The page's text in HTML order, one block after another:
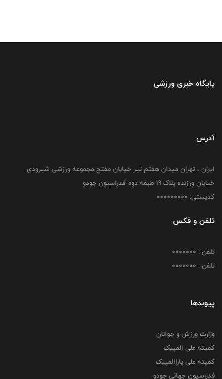
پایگاه خبری ورزشی
آدرس
ایران ، تهران میدان هفتم تیر خیابان مفتح مجموعه ورزشی شیرودی
خیابان ورزنده پلاک ۱۹ طبقه دوم فدراسیون جودو
کدپستی: 000000000
تلفن و فکس
تلفن : 0000000
تلفن : 0000000
پیوندها
وزارت ورزش و جوانان
کمیته ملی المپیک
کمیته ملی پاراالمپیک
فدراسیون جهانی جودو